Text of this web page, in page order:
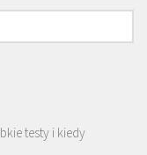
testy i kiedy